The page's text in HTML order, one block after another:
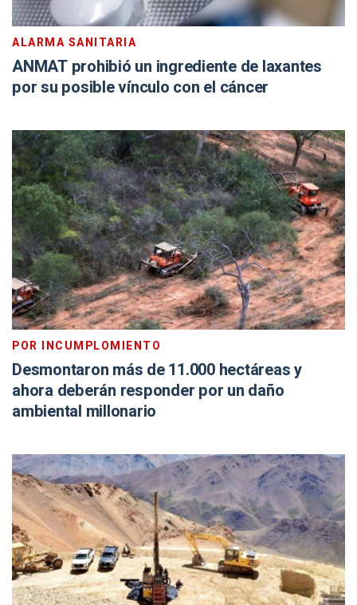
ALARMA SANITARIA
ANMAT prohibió un ingrediente de laxantes
por su posible vínculo con el cáncer
POR INCUMPLOMIENTO
Desmontaron más de 11.000 hectáreas y
ahora deberán responder por un daño
ambiental millonario